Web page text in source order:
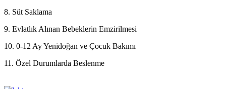
8. Süt Saklama
9. Evlatlık Alınan Bebeklerin Emzirilmesi
10. 0-12 Ay Yenidoğan ve Çocuk Bakımı
11. Özel Durumlarda Beslenme